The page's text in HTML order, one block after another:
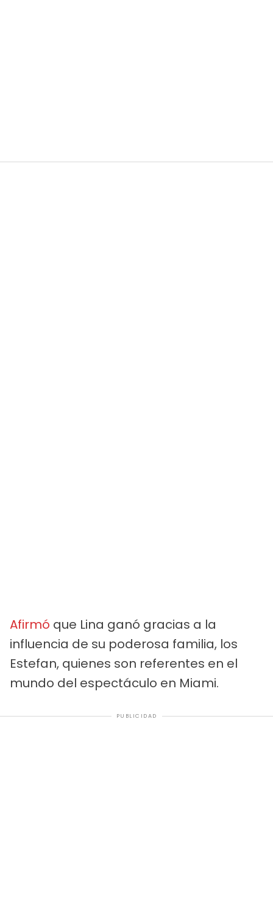
Afirmó que Lina ganó gracias a la
influencia de su poderosa familia, los
Estefan, quienes son referentes en el
mundo del espectáculo en Miami.
PUBLICIDAD